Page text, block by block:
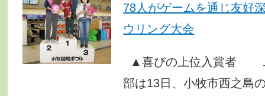
78人がゲームを通じ友好
ウリング大会
▲喜びの上位入賞者
部は13日、小牧市西之島